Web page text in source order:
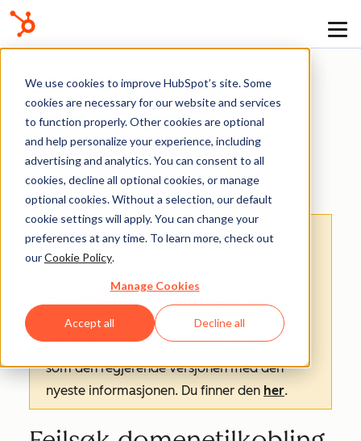
We use cookies to improve HubSpot’s site. Some
cookies are necessary for our website and services
to function properly. Other cookies are optional
and help personalize your experience, including
advertising and analytics. You can consent to all
cookies, decline all optional cookies, or manage
optional cookies. Without a selection, our default
cookie settings will apply. You can change your
preferences at any time. To learn more, check out
ourCookie Policy.
Manage Cookies
Accept all Decline all
Kunnskapsdatabase
Domener og URL-er
: Denne artikkelen er oversatt av
praktiske årsaker. Oversettelsen opprettes
sikkert at den er korrekturlest. Den engelske
versjonen av denne artikkelen skal regnes
som den regjerende versjonen med den
nyeste informasjonen. Du finner den her.